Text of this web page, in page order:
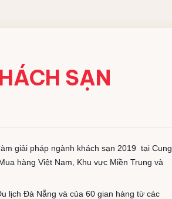
SẠN
giải pháp ngành khách sạn 2019 tại Cung
hàng Việt Nam, Khu vực Miền Trung và
lịch Đà Nẵng và của 60 gian hàng từ các